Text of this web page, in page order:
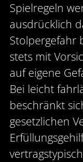
Spielregeln
ausdrücklich
Stolpergefahr
stets mit
auf eigene
Bei leicht
beschränkt
gesetzlichen